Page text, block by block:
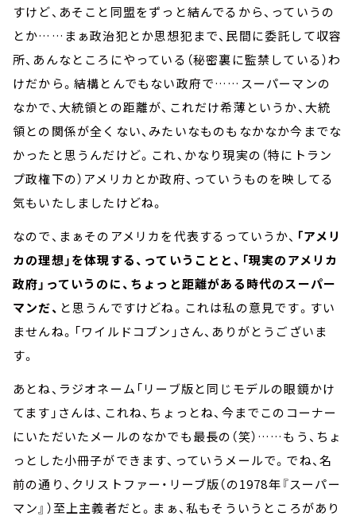
すけど、あそこと同盟をずっと結んでるから、っていうの
とか……まぁ政治犯とか思想犯まで、民間に委託して収容
所、あんなところにやっている（秘密裏に監禁している）わ
けだから。結構とんでもない政府で……スーパーマンの
なかで、大統領との距離が、これだけ希薄というか、大統
領との関係が全くない、みたいなものもなかなか今までな
かったと思うんだけど。これ、かなり現実の（特にトラン
プ政権下の）アメリカとか政府、っていうものを映してる
気もいたしましたけどね。
なので、まぁそのアメリカを代表するっていうか、 「アメリ
カの理想」を体現する、っていうことと、「現実のアメリカ
政府」っていうのに、ちょっと距離がある時代のスーパー
マンだ、 と思うんですけどね。これは私の意見です。すい
ませんね。「ワイルドコブン」さん、ありがとうございま
す。
あとね、ラジオネーム「リーブ版と同じモデルの眼鏡かけ
てます」さんは、これね、ちょっとね、今までこのコーナー
にいただいたメールのなかでも最長の（笑）……もう、ちょ
っとした小冊子ができます、っていうメールで。でね、名
前の通り、クリストファー・リーブ版（の1978年『スーパー
マン』）至上主義者だと。まぁ、私もそういうところがあり